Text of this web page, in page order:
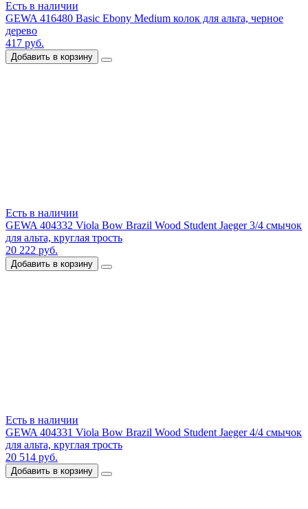
Есть в наличии
GEWA 416480 Basic Ebony Medium колок для альта, черное
дерево
417 руб.
Добавить в корзину
Есть в наличии
GEWA 404332 Viola Bow Brazil Wood Student Jaeger 3/4 смычок
для альта, круглая трость
20 222 руб.
Добавить в корзину
Есть в наличии
GEWA 404331 Viola Bow Brazil Wood Student Jaeger 4/4 смычок
для альта, круглая трость
20 514 руб.
Добавить в корзину